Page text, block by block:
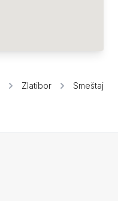
Zlatibor
Smeštaj